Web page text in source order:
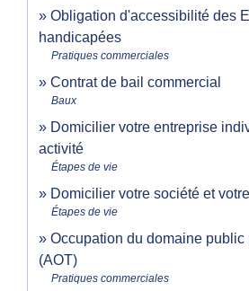
Obligation d'accessibilité des
handicapées
Pratiques commerciales
Contrat de bail commercial
Baux
Domicilier votre entreprise
activité
Étapes de vie
Domicilier votre société et
Étapes de vie
Occupation du domaine public
(AOT)
Pratiques commerciales